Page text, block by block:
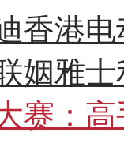
香港
姻雅
赛：高